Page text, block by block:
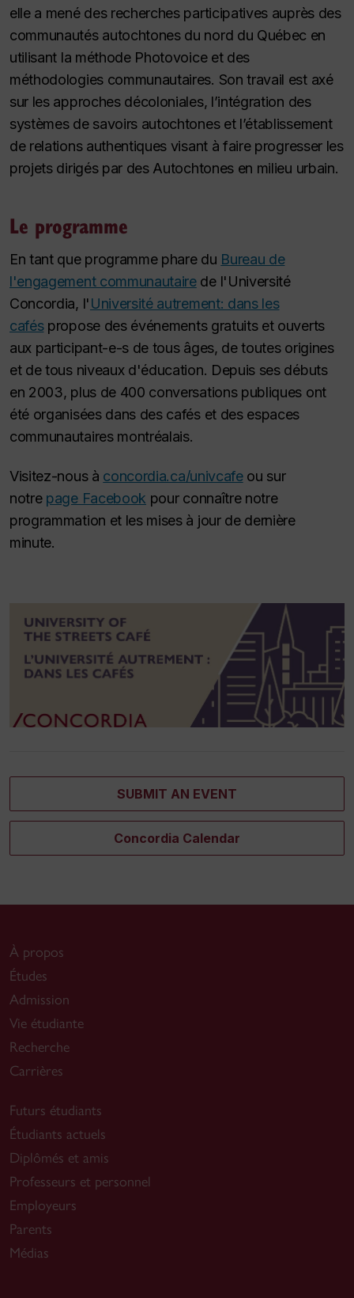
elle a mené des recherches participatives auprès des
communautés autochtones du nord du Québec en
utilisant la méthode Photovoice et des
méthodologies communautaires. Son travail est axé
sur les approches décoloniales, l’intégration des
systèmes de savoirs autochtones et l’établissement
de relations authentiques visant à faire progresser les
projets dirigés par des Autochtones en milieu urbain.
Le programme
En tant que programme phare du Bureau de
l'engagement communautairede l'Université
Concordia, l'Université autrement: dans les
caféspropose des événements gratuits et ouverts
aux participant-e-s de tous âges, de toutes origines
et de tous niveaux d'éducation. Depuis ses débuts
en 2003, plus de 400 conversations publiques ont
été organisées dans des cafés et des espaces
communautaires montréalais.
Visitez-nous à concordia.ca/univcafeou sur
notre page Facebook pour connaître notre
programmation et les mises à jour de dernière
minute.
SUBMIT AN EVENT
Concordia Calendar
À propos
Études
Admission
Vie étudiante
Recherche
Carrières
Futurs étudiants
Étudiants actuels
Diplômés et amis
Professeurs et personnel
Employeurs
Parents
Médias